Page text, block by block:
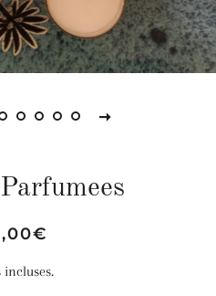
incluses.